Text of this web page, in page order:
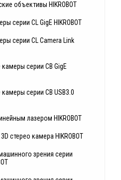
объективы HIKROBOT
серии CL GigE HIKROBOT
серии CL Camera Link
серии CB GigE
серии CB USB3.0
лазером HIKROBOT
стерео камера HIKROBOT
зрения серии